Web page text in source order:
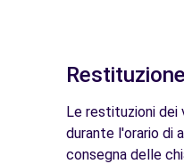
Le restituzioni dei
durante l'orario di
consegna delle